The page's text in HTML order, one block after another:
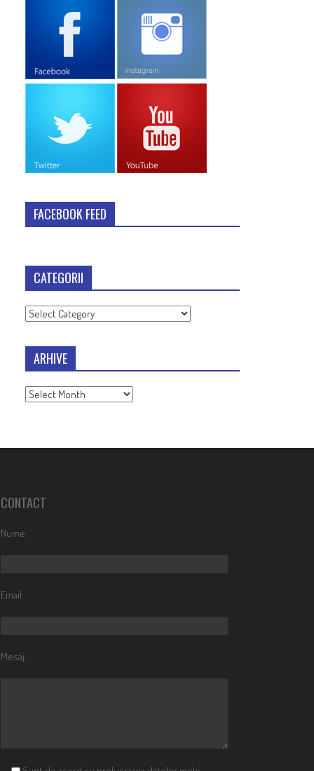
FACEBOOK FEED
CATEGORII
Categorii
ARHIVE
Arhive
CONTACT
Nume:
Email:
Mesaj: